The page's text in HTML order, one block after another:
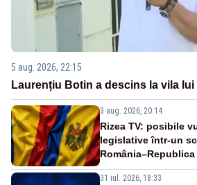
5 aug. 2026, 22:15
Laurențiu Botin a descins la vila lui
3 aug. 2026, 20:14
Rizea TV: posibile
legislative într-un
31 iul. 2026, 18:33